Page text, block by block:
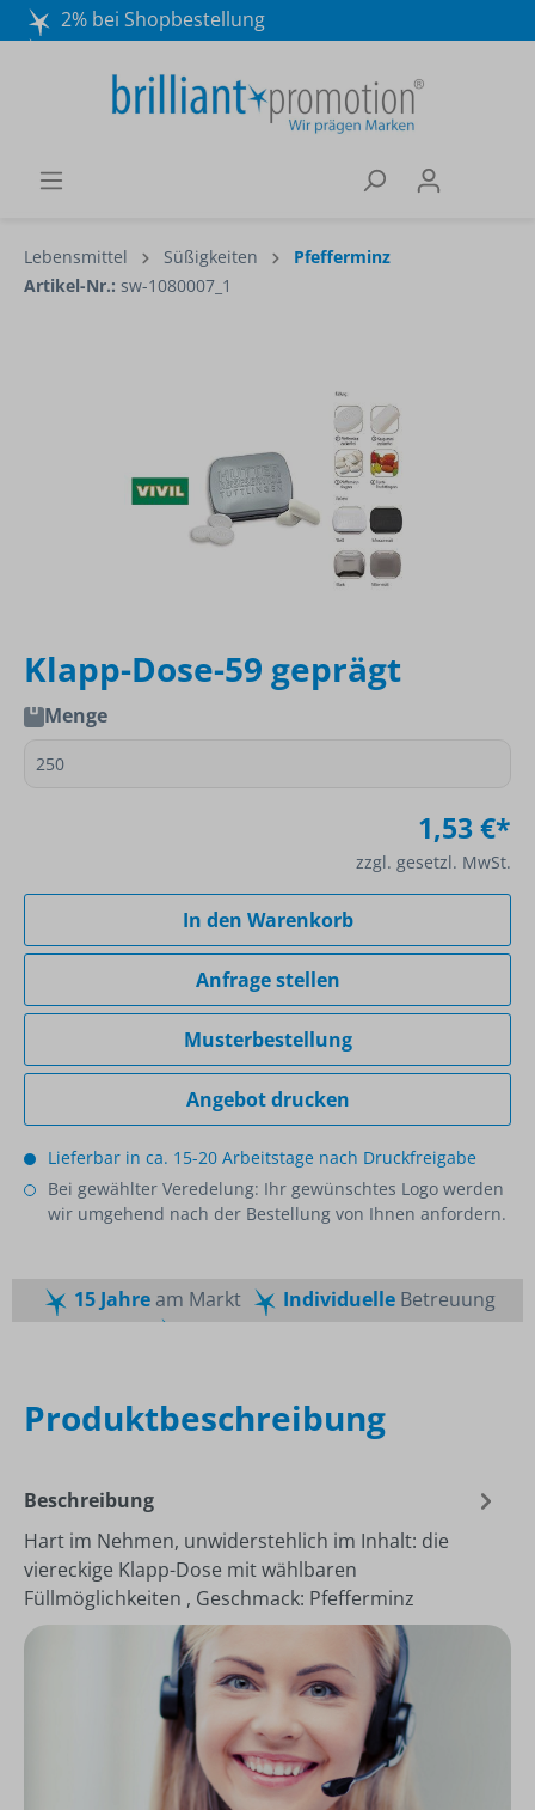
2% bei Shopbestellung
Wir beraten Sie gerne:
040 / 570 18 25 70
Lebensmittel Süßigkeiten
Pfefferminz
Artikel-Nr.: sw-1080007_1
Klapp-Dose-59 geprägt
Menge
1,53 €*
zzgl. gesetzl. MwSt.
In den Warenkorb
Anfrage stellen
Musterbestellung
Angebot drucken
Lieferbar in ca. 15-20 Arbeitstage nach Druckfreigabe
Bei gewählter Veredelung: Ihr gewünschtes Logo werden
wir umgehend nach der Bestellung von Ihnen anfordern.
15 Jahream Markt IndividuelleBetreuung
Produktbeschreibung
Beschreibung
Hart im Nehmen, unwiderstehlich im Inhalt: die
viereckige Klapp-Dose mit wählbaren
Füllmöglichkeiten , Geschmack: Pfefferminz